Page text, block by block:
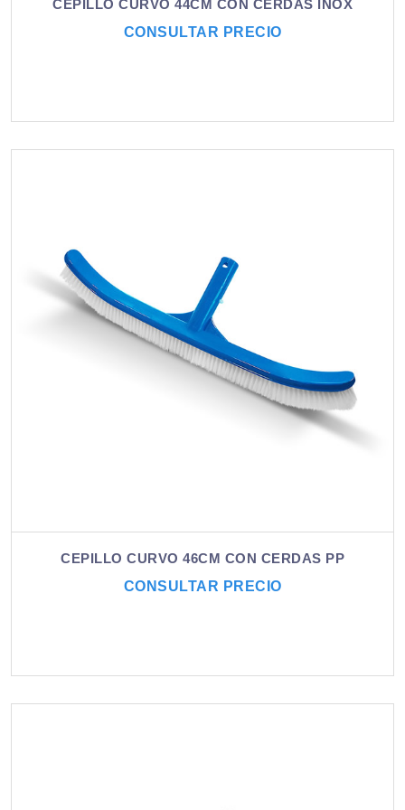
CEPILLO CURVO 44CM CON CERDAS INOX
CONSULTAR PRECIO
CEPILLO CURVO 46CM CON CERDAS PP
CONSULTAR PRECIO